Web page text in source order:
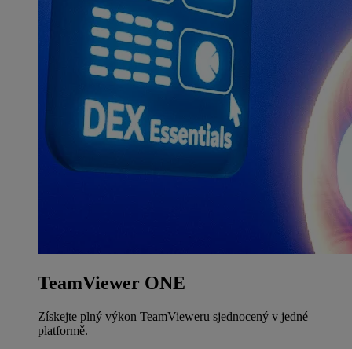
TeamViewer ONE
Získejte plný výkon TeamVieweru sjednocený v jedné
platformě.